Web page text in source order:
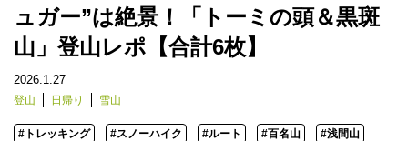
ュガー”は絶景！「トーミの頭＆黒斑
山」登山レポ【合計6枚】
2026.1.27
登山 日帰り 雪山
#トレッキング #スノーハイク #ルート #百名山 #浅間山